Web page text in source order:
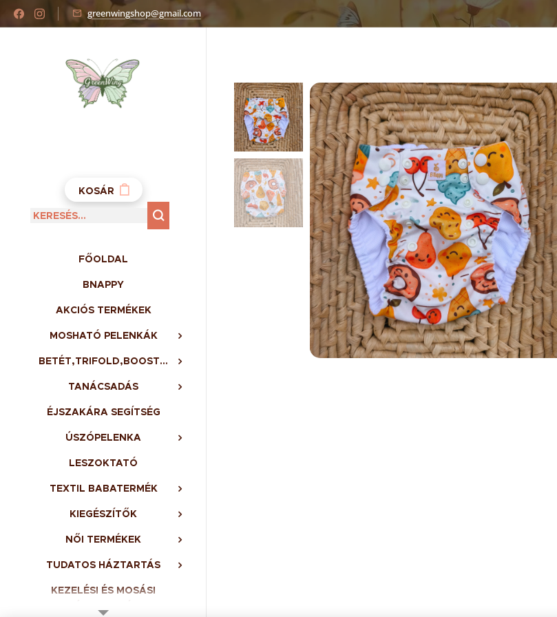
greenwingshop@gmail.com
KOSÁR
FŐOLDAL
BNAPPY
AKCIÓS TERMÉKEK
MOSHATÓ PELENKÁK
BETÉT,TRIFOLD,BOOSTER,BELSŐ
TANÁCSADÁS
ÉJSZAKÁRA SEGÍTSÉG
ÚSZÓPELENKA
LESZOKTATÓ
TEXTIL BABATERMÉK
KIEGÉSZÍTŐK
NŐI TERMÉKEK
TUDATOS HÁZTARTÁS
KEZELÉSI ÉS MOSÁSI